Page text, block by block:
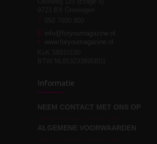
moeite!
Wat voor leider wil jij
zijn?
T
E info@foryoumagazine.nl
www.foryoumagazine.nl
Informatie
NEEM CONTACT MET ONS OP
ALGEMENE VOORWAARDEN